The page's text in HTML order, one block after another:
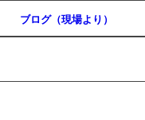
ブログ（現場より）